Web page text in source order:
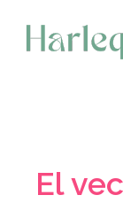
contenido
El